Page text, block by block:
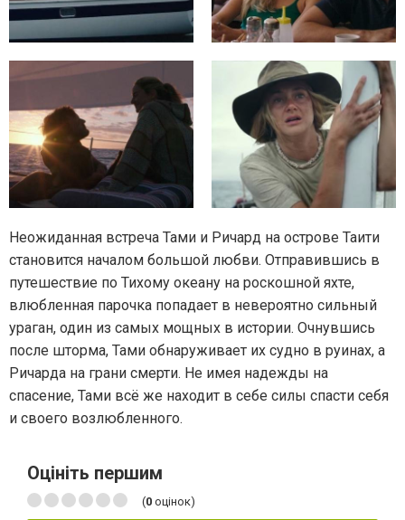
Неожиданная встреча Тами и Ричард на острове Таити
становится началом большой любви. Отправившись в
путешествие по Тихому океану на роскошной яхте,
влюбленная парочка попадает в невероятно сильный
ураган, один из самых мощных в истории. Очнувшись
после шторма, Тами обнаруживает их судно в руинах, а
Ричарда на грани смерти. Не имея надежды на
спасение, Тами всё же находит в себе силы спасти себя
и своего возлюбленного.
Оцініть першим
(0 оцінок)